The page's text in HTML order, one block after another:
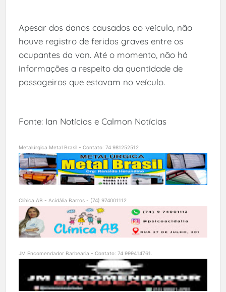
Apesar dos danos causados ao veículo, não
houve registro de feridos graves entre os
ocupantes da van. Até o momento, não há
informações a respeito da quantidade de
passageiros que estavam no veículo.
Fonte: Ian Notícias e Calmon Notícias
Metalúrgica Metal Brasil - Contato: 74 981252512
Clínica AB - Acidália Barros - (74) 974001112
JM Encomendador Barbearia - Contato: 74 999414761.